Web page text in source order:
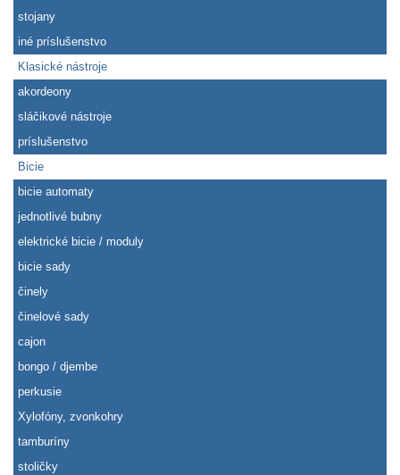
stojany
iné príslušenstvo
Klasické nástroje
akordeony
sláčikové nástroje
príslušenstvo
Bicie
bicie automaty
jednotlivé bubny
elektrické bicie / moduly
bicie sady
činely
činelové sady
cajon
bongo / djembe
perkusie
Xylofóny, zvonkohry
tamburíny
stoličky